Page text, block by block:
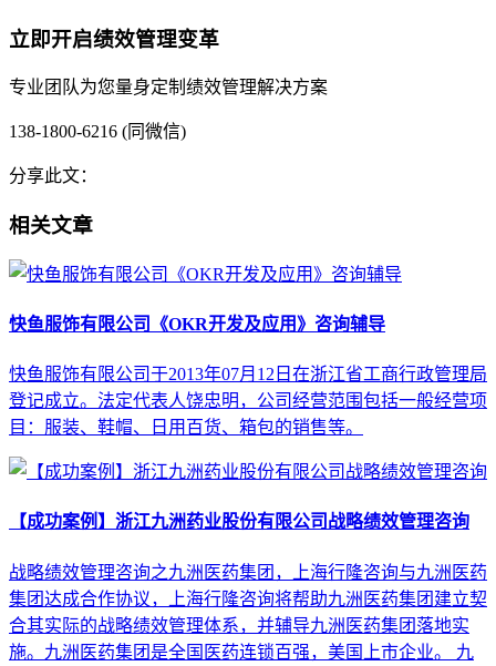
立即开启绩效管理变革
专业团队为您量身定制绩效管理解决方案
138-1800-6216 (同微信)
分享此文：
相关文章
快鱼服饰有限公司《OKR开发及应用》咨询辅导
快鱼服饰有限公司于2013年07月12日在浙江省工商行政管理局
登记成立。法定代表人饶忠明，公司经营范围包括一般经营项
目：服装、鞋帽、日用百货、箱包的销售等。
【成功案例】浙江九洲药业股份有限公司战略绩效管理咨询
战略绩效管理咨询之九洲医药集团，上海行隆咨询与九洲医药
集团达成合作协议，上海行隆咨询将帮助九洲医药集团建立契
合其实际的战略绩效管理体系，并辅导九洲医药集团落地实
施。九洲医药集团是全国医药连锁百强，美国上市企业。 九